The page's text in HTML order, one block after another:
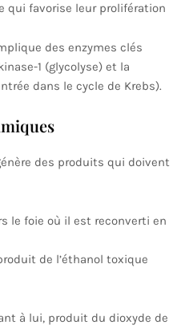
qui favorise leur prolifération
des enzymes clés
1 (glycolyse) et la
dans le cycle de Krebs).
des produits qui doivent
le foie où il est reconverti en
de l’éthanol toxique
à lui, produit du dioxyde de